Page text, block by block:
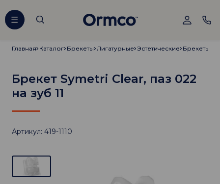
Главная
Главная Каталог
Каталог Брекеты
Брекеты Лигатурные
Лигатурные Эстетические
Эстетические Брекеты
Брекеты
Брекет Symetri Clear, паз 022
на зуб 11
Артикул: 419-1110